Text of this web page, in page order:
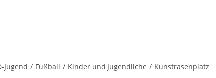
Jugend / Fußball / Kinder und Jugendliche / Kunstrasenplatz